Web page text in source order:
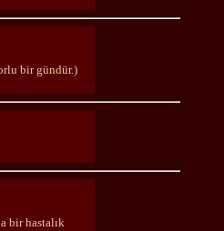
bir gündür.)
bir hastalık